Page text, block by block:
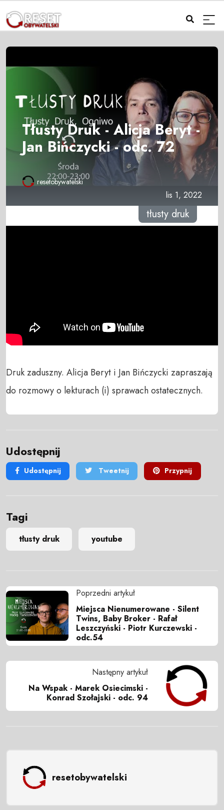
Tłusty Druk - Alicja Beryt -
Jan Bińczycki - odc. 72
resetobywatelski
lis 1, 2022
tłusty druk
Druk zaduszny. Alicja Beryt i Jan Bińczycki zapraszają
do rozmowy o lekturach (i) sprawach ostatecznych.
Udostępnij
Udostępnij Tweetnij Przypnij
Tagi
tłusty druk youtube
Poprzedni artykuł
Miejsca Nienumerowane - Silent
Twins, Baby Broker - Rafał
Leszczyński - Piotr Kurczewski -
odc.54
Następny artykuł
Na Wspak - Marek Osiecimski -
Konrad Szołajski - odc. 94
resetobywatelski